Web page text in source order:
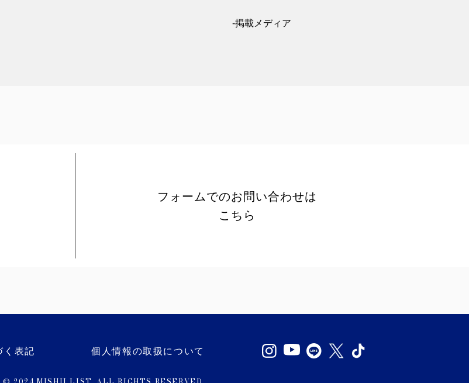
-掲載メディア
フォームでのお問い合わせは
こちら
く表記 個人情報の取扱について